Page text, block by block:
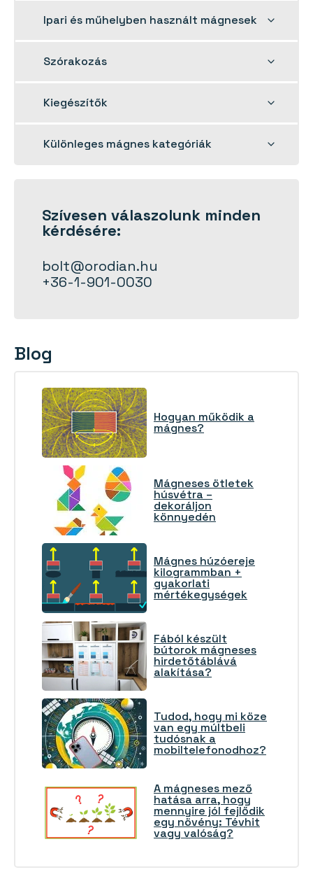
Ipari és műhelyben használt mágnesek
Toggle
Szórakozás
Toggle
Kiegészítők
Toggle
Különleges mágnes kategóriák
Toggle
Szívesen válaszolunk minden
kérdésére:
bolt@orodian.hu
+36-1-901-0030
Blog
Hogyan működik a
mágnes?
Mágneses ötletek
húsvétra –
dekoráljon
könnyedén
Mágnes húzóereje
kilogrammban +
gyakorlati
mértékegységek
Fából készült
bútorok mágneses
hirdetőtáblává
alakítása?
Tudod, hogy mi köze
van egy múltbeli
tudósnak a
mobiltelefonodhoz?
A mágneses mező
hatása arra, hogy
mennyire jól fejlődik
egy növény: Tévhit
vagy valóság?